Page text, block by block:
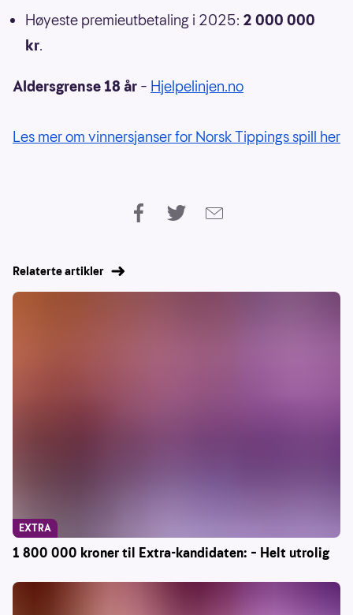
Høyeste premieutbetaling i 2025: 2 000 000
kr.
Aldersgrense 18 år – Hjelpelinjen.no
Les mer om vinnersjanser for Norsk Tippings spill her
Relaterte artikler
1 800 000 kroner til Extra-kandidaten: – Helt utrolig
EXTRA